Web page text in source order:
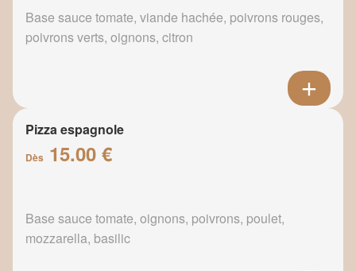
Base sauce tomate, viande hachée, poivrons rouges,
poivrons verts, oignons, citron
Pizza espagnole
Dès 15.00 €
Base sauce tomate, oignons, poivrons, poulet,
mozzarella, basilic